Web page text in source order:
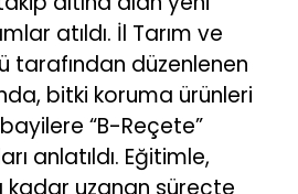
atıldı. İl Tarım ve
tarafından düzenlenen
bitki koruma ürünleri
“B-Reçete”
anlatıldı. Eğitimle,
uzanan süreçte